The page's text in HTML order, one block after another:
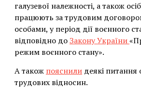
галузевої належності, а також
працюють за трудовим
особами, у період дії воєнного
відповідно доЗакону України
режим воєнного стану».
А також пояснили деякі
трудових відносин.